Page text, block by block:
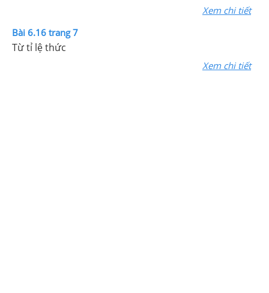
Xem chi tiết
Bài 6.16 trang 7
Từ tỉ lệ thức
Xem chi tiết